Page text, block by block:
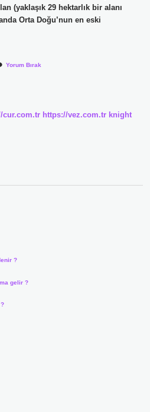
(yaklaşık 29 hektarlık bir alanı
Orta Doğu’nun en eski
Yorum Bırak
cur.com.tr https://vez.com.tr knight
?
gelir ?